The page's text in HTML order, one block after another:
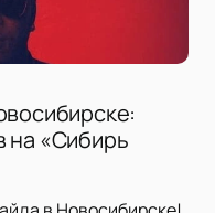
на «Сибирь